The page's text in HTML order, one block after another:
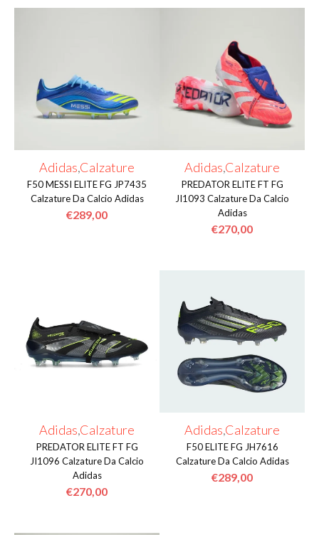
varianti.
Le
opzioni
scelte
nella
pagina
ha
più
varianti.
Le
opzioni
scelte
nella
pagina
del
Adidas,Calzature
F50 MESSI ELITE FG JP7435
Calzature Da Calcio Adidas
€289,00
varianti.
Le
opzioni
scelte
nella
pagina
del
Adidas,Calzature
PREDATOR ELITE FT FG
JI1093 Calzature Da Calcio
Adidas
€270,00
più
varianti.
Le
opzioni
scelte
nella
pagina
Adidas,Calzature
PREDATOR ELITE FT FG
JI1096 Calzature Da Calcio
Adidas
€270,00
Adidas,Calzature
F50 ELITE FG JH7616
Calzature Da Calcio Adidas
€289,00